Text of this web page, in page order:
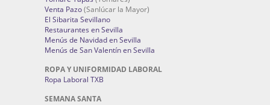
Venta Pazo(Sanlúcar la Mayor)
El Sibarita Sevillano
Restaurantes en Sevilla
Menús de Navidad en Sevilla
Menús de San Valentín en Sevilla
ROPA Y UNIFORMIDAD LABORAL
Ropa Laboral TXB
SEMANA SANTA